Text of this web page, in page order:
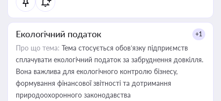
Екологічний податок +1
Про що тема: Тема стосується обов’язку підприємств
сплачувати екологічний податок за забруднення довкілля.
Вона важлива для екологічного контролю бізнесу,
формування фінансової звітності та дотримання
природоохоронного законодавства